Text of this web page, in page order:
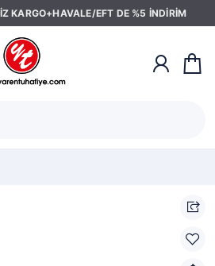
KARGO+HAVALE/EFT DE %5 İNDİRİM